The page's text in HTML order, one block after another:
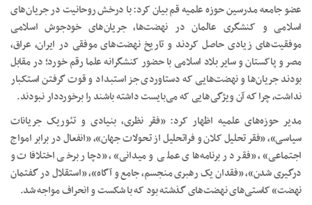
عضو جامعه مدرسین حوزه علمیه قم بیان کرد: با درخش روحانیت در جریان‌های
اسلامی و کنشگری عالمان در نهضت‌ها، جریان‌های خودجوش اسلامی
موفقیت‌های زیادی حاصل کردند و تاریخ نهضت‌های موفقی در ایران، عراق،
مصر و پاکستان و سایر بلاد اسلامی با حضور کنشگرانه علما رقم خورد؛ در مقابل
بودند جریان‌ها و نهضت‌هایی که دستاوردی جز استبداد و قوت گرفتن استکبار
نداشت، چرا که آن ویژگی‌هایی که می‌بایست داشته باشند را برخورددار نبودند.
مدیر حوزه‌های علمیه اظهار کرد: «فقر نظری، بنیادی و تئوریک جریانات
سیاسی»، «فقر تحلیل کلان و فراتحلیل از تحولات جهان»، «انفعال در برابر امواج
اجتماعی»، «فقر در برنامه‌های عملی و میدانی»، «دچار برخی اختلافات و
درگیری شدن»، «فقدان یک رهبری منجسم، جامع و آگاه»، «استقلال در گفتمان
نهضت» کاستی‌های نهضت‌های گذشته بود که با شکست و انحراف مواجه شد.